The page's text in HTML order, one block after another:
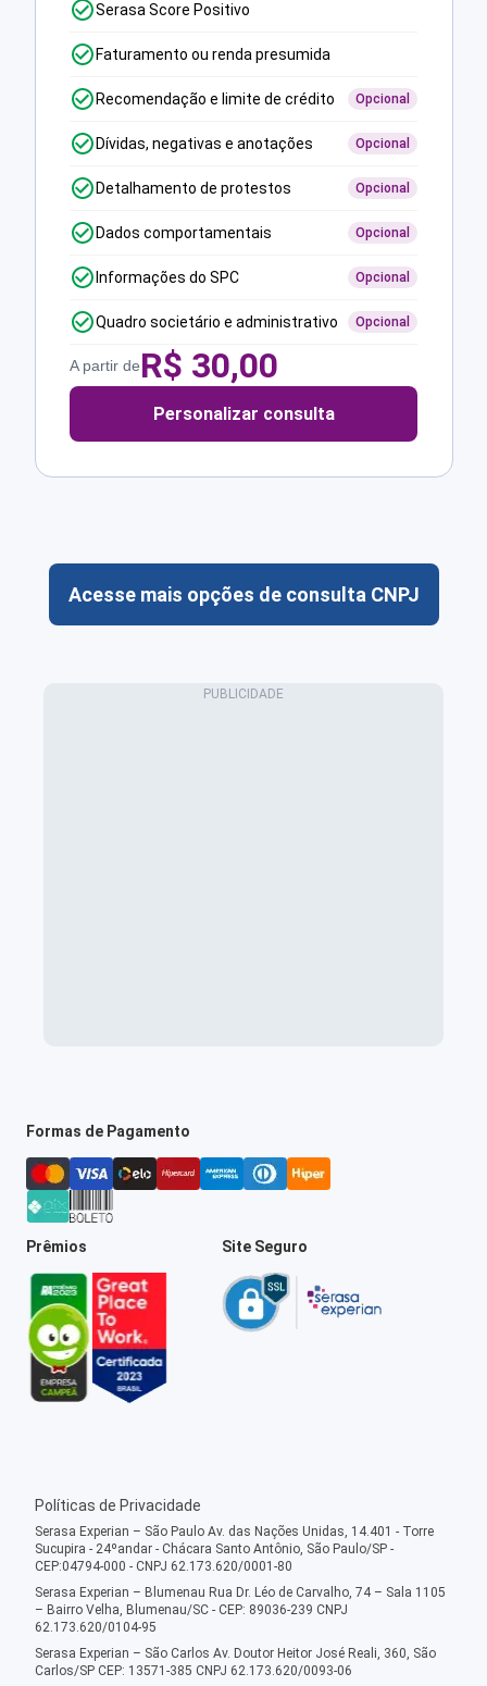
Serasa Score Positivo
Faturamento ou renda presumida
Recomendação e limite de crédito Opcional
Dívidas, negativas e anotações Opcional
Detalhamento de protestos Opcional
Dados comportamentais Opcional
Informações do SPC Opcional
Quadro societário e administrativo Opcional
A partir deR$ 30,00
Personalizar consulta
Acesse mais opções de consulta CNPJ
Formas de Pagamento
Prêmios Site Seguro
Políticas de Privacidade
Serasa Experian – São Paulo Av. das Nações Unidas, 14.401 - Torre
Sucupira - 24ºandar - Chácara Santo Antônio, São Paulo/SP -
CEP:04794-000 - CNPJ 62.173.620/0001-80
Serasa Experian – Blumenau Rua Dr. Léo de Carvalho, 74 – Sala 1105
– Bairro Velha, Blumenau/SC - CEP: 89036-239 CNPJ
62.173.620/0104-95
Serasa Experian – São Carlos Av. Doutor Heitor José Reali, 360, São
Carlos/SP CEP: 13571-385 CNPJ 62.173.620/0093-06